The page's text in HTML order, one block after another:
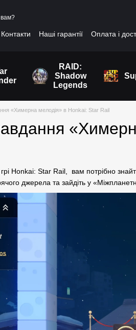
Контакти Наші гарантії Оплата і
RAID:
Shadow
Legends
«Химерна мелодія» в Honkai: Star Rail
Honkai: Star Rail, вам потрібно
джерела та зайдіть у